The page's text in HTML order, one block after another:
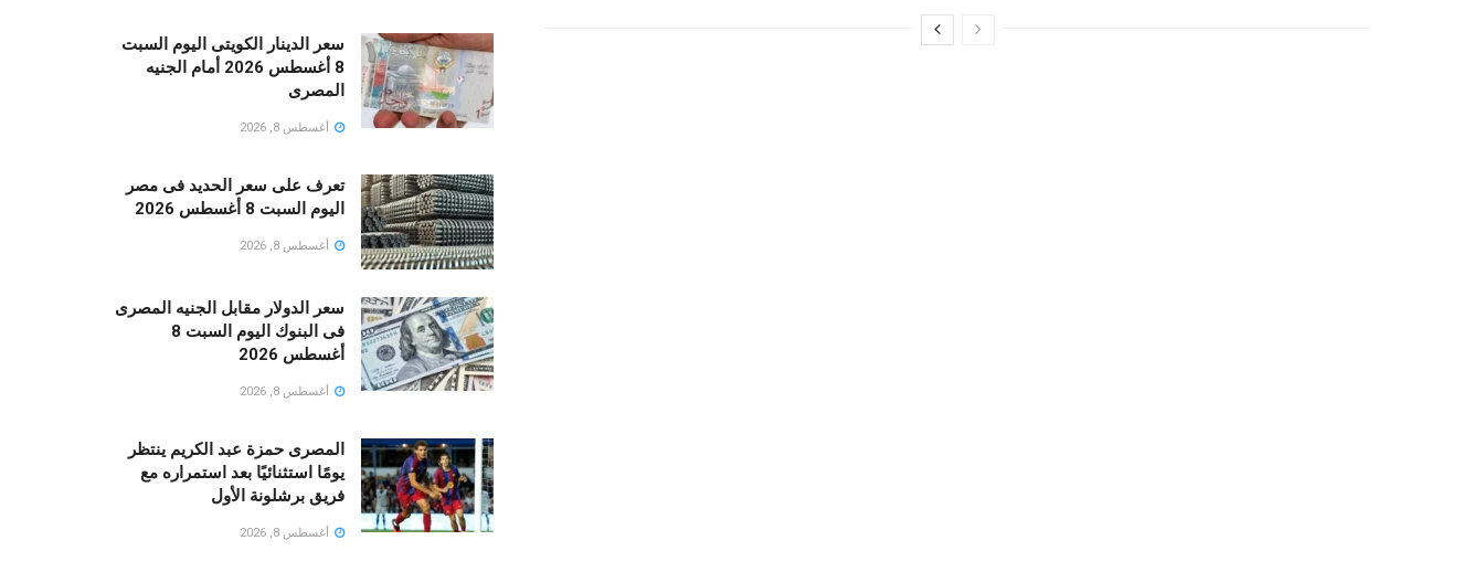
سعر الدينار الكويتى اليوم السبت
8 أغسطس 2026 أمام الجنيه
المصرى
أغسطس 8, 2026
تعرف على سعر الحديد فى مصر
اليوم السبت 8 أغسطس 2026
أغسطس 8, 2026
سعر الدولار مقابل الجنيه المصرى
فى البنوك اليوم السبت 8
أغسطس 2026
أغسطس 8, 2026
المصرى حمزة عبد الكريم ينتظر
يومًا استثنائيًا بعد استمراره مع
فريق برشلونة الأول
أغسطس 8, 2026